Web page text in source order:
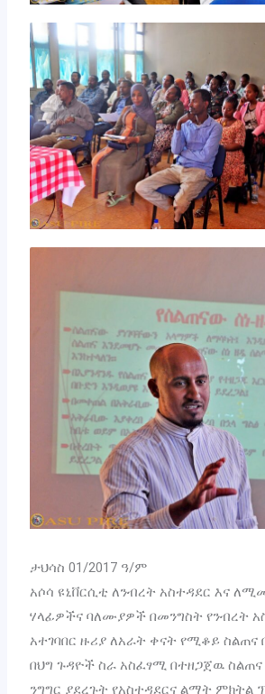
ታህሳስ 01/2017 ዓ/ም
አሶሳ ዩኒቨርሲቲ ለንብረት አስተዳደር እና
ሃላፊዎችና ባለሙያዎች በመንግስት የንብረት
አተገባበር ዙሪያ ለአራት ቀናት የሚቆይ ስልጠና
በህግ ጉዳዮች ስራ አስፈፃሚ በተዘጋጀዉ
ንግግር ያደረጉት የአስተዳደርና ልማት ምክትል